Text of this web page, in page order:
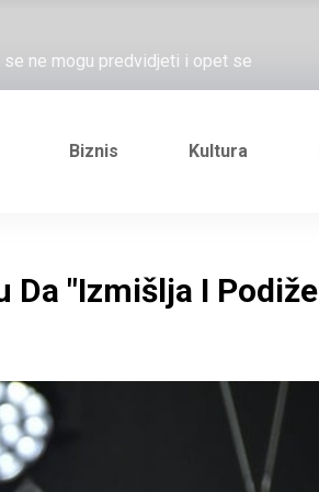
se ne mogu predvidjeti i opet se
je probio blokadu koja je
Biznis Kultura
Da "izmišlja I Podiže